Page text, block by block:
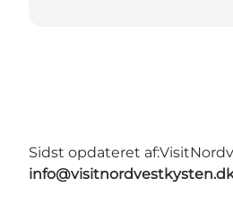
Sidst opdateret af: